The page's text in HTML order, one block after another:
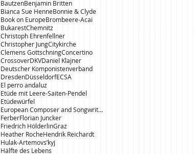
BautzenBenjamin Britten
Bianca Sue HenneBonnie & Clyde
Book on EuropeBrombeere-Acai
BukarestChemnitz
Christoph Ehrenfellner
Christopher JungCitykirche
Clemens GottschningConcertino
CrossoverDKVDaniel Klajner
Deutscher Komponistenverband
DresdenDüsseldorfECSA
El perro andaluz
Etüde mit Leere-Saiten-Pendel
Etüdewürfel
European Composer and Songwriter Alliance
FerberFlorian Juncker
Friedrich HölderlinGraz
Heather RocheHendrik Reichardt
Hulak-Artemovs’kyj
Hälfte des Lebens